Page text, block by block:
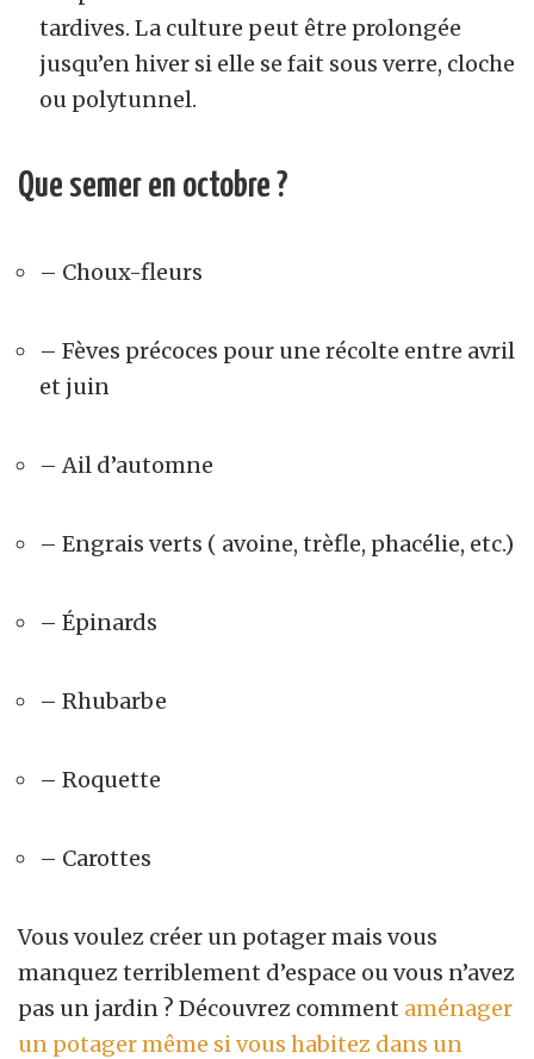
tardives. La culture peut être prolongée
jusqu’en hiver si elle se fait sous verre, cloche
ou polytunnel.
Que semer en octobre ?
– Choux-fleurs
– Fèves précoces pour une récolte entre avril
et juin
– Ail d’automne
– Engrais verts ( avoine, trèfle, phacélie, etc.)
– Épinards
– Rhubarbe
– Roquette
– Carottes
Vous voulez créer un potager mais vous
manquez terriblement d’espace ou vous n’avez
pas un jardin ? Découvrez comment aménager
un potager même si vous habitez dans un